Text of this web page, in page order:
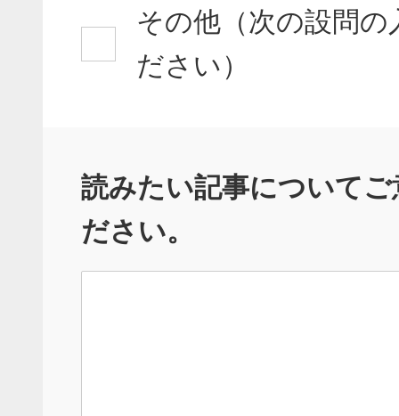
その他（次の設問
ださい）
読みたい記事について
ださい。